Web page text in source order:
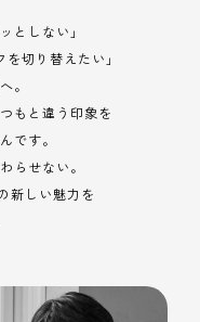
としない」
切り替えたい」
。
もと違う印象を
です。
らせない。
新しい魅力を